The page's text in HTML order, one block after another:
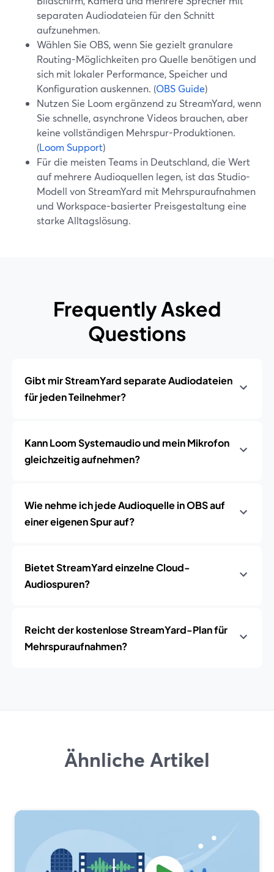
separaten Audiodateien für den Schnitt
aufzunehmen.
Wählen Sie OBS, wenn Sie gezielt granulare
Routing-Möglichkeiten pro Quelle benötigen und
sich mit lokaler Performance, Speicher und
Konfiguration auskennen. (OBS Guide)
Nutzen Sie Loom ergänzend zu StreamYard, wenn
Sie schnelle, asynchrone Videos brauchen, aber
keine vollständigen Mehrspur-Produktionen.
(Loom Support)
Für die meisten Teams in Deutschland, die Wert
auf mehrere Audioquellen legen, ist das Studio-
Modell von StreamYard mit Mehrspuraufnahmen
und Workspace-basierter Preisgestaltung eine
starke Alltagslösung.
Frequently Asked
Questions
Gibt mir StreamYard separate Audiodateien
für jeden Teilnehmer?
Kann Loom Systemaudio und mein Mikrofon
gleichzeitig aufnehmen?
Wie nehme ich jede Audioquelle in OBS auf
einer eigenen Spur auf?
Bietet StreamYard einzelne Cloud-
Audiospuren?
Reicht der kostenlose StreamYard-Plan für
Mehrspuraufnahmen?
Ähnliche Artikel